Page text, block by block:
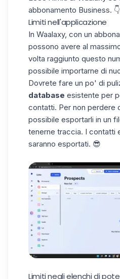
abbonamento Business. 👇
Limiti nell'applicazione
In Waalaxy, con un
possono avere al
volta raggiunto questo
possibile importarne di
Dovrete fare un po' di
database esistente per
contatti. Per non perdere
possibile esportarli in un
tenerne traccia. I contatti
saranno esportati. 😎
Limiti negli elenchi di